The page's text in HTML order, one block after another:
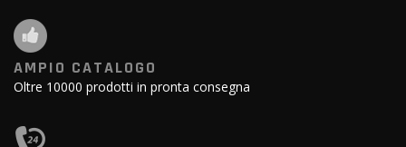
AMPIO CATALOGO
Oltre 10000 prodotti in pronta consegna